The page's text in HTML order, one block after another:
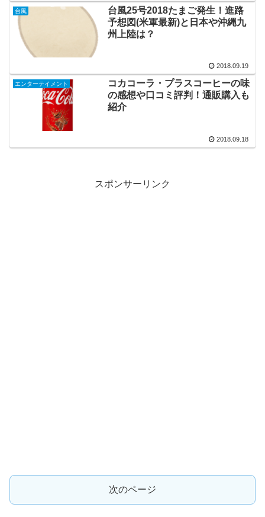
台風
台風25号2018たまご発生！進路
予想図(米軍最新)と日本や沖縄九
州上陸は？
2018.09.19
エンターテイメント
コカコーラ・プラスコーヒーの味
の感想や口コミ評判！通販購入も
紹介
2018.09.18
スポンサーリンク
次のページ